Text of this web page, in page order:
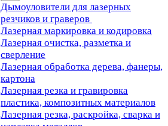
Дымоуловители для лазерных
резчиков и граверов
Лазерная маркировка и кодировка
Лазерная очистка, разметка и
сверление
Лазерная обработка дерева, фанеры,
картона
Лазерная резка и гравировка
пластика, композитных материалов
Лазерная резка, раскройка, сварка и